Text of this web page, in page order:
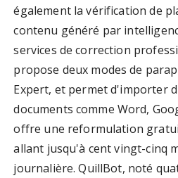
également la vérification de
contenu généré par
services de correction
propose deux modes de
Expert, et permet d'importer
documents comme Word,
offre une reformulation
allant jusqu'à cent vingt-cinq
journalière. QuillBot, noté